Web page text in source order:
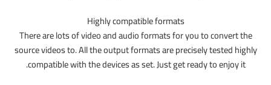
Highly compatible formats
There are lots of video and audio formats for you to convert the
source videos to. All the output formats are precisely tested highly
compatible with the devices as set. Just get ready to enjoy it.